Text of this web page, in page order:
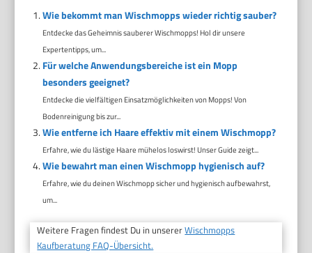
Wie bekommt man Wischmopps wieder richtig sauber?
Entdecke das Geheimnis sauberer Wischmopps! Hol dir unsere
Expertentipps, um...
Für welche Anwendungsbereiche ist ein Mopp
besonders geeignet?
Entdecke die vielfältigen Einsatzmöglichkeiten von Mopps! Von
Bodenreinigung bis zur...
Wie entferne ich Haare effektiv mit einem Wischmopp?
Erfahre, wie du lästige Haare mühelos loswirst! Unser Guide zeigt...
Wie bewahrt man einen Wischmopp hygienisch auf?
Erfahre, wie du deinen Wischmopp sicher und hygienisch aufbewahrst,
um...
Weitere Fragen findest Du in unsererWischmopps
Kaufberatung FAQ-Übersicht.